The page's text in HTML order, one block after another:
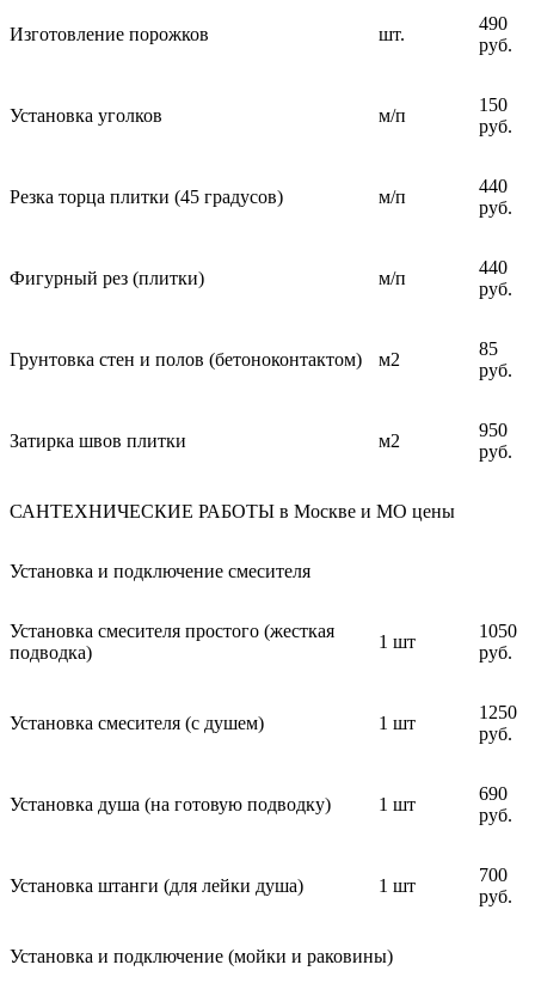
Изготовление порожков шт.
490
руб.
Установка уголков м/п
150
руб.
Резка торца плитки (45 градусов) м/п
440
руб.
Фигурный рез (плитки) м/п
440
руб.
Грунтовка стен и полов (бетоноконтактом) м2
85
руб.
Затирка швов плитки м2
950
руб.
САНТЕХНИЧЕСКИЕ РАБОТЫ в Москве и МО цены
Установка и подключение смесителя
Установка смесителя простого (жесткая
подводка)
1 шт
1050
руб.
Установка смесителя (с душем) 1 шт
1250
руб.
Установка душа (на готовую подводку) 1 шт
690
руб.
Установка штанги (для лейки душа) 1 шт
700
руб.
Установка и подключение (мойки и раковины)